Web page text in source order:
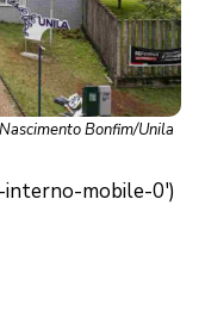
Bonfim/Unila